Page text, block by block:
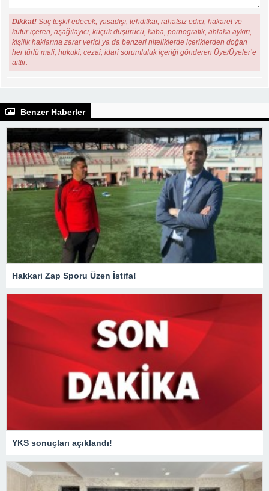
Dikkat! Suç teşkil edecek, yasadışı, tehditkar, rahatsız edici, hakaret ve
küfür içeren, aşağılayıcı, küçük düşürücü, kaba, pornografik, ahlaka aykırı,
kişilik haklarına zarar verici ya da benzeri niteliklerde içeriklerden doğan
her türlü mali, hukuki, cezai, idari sorumluluk içeriği gönderen Üye/Üyeler’e
aittir.
Benzer Haberler
Hakkari Zap Sporu Üzen İstifa!
YKS sonuçları açıklandı!